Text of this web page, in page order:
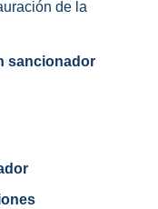
de la
sancionador